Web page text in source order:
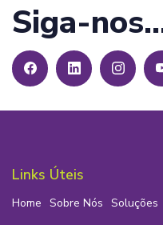
Siga-
Links Úteis
Home Sobre Nós Soluções